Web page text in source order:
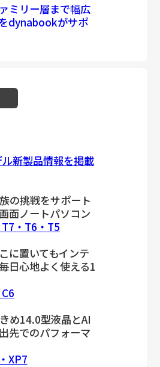
ミリー層まで幅広
dynabookがサポ
新製品情報を掲載
の挑戦をサポート
面ノートパソコン
・T6・T5
に置いてもインテ
日心地よく使える1
め14.0型液晶とAI
先でのパフォーマ
XP7